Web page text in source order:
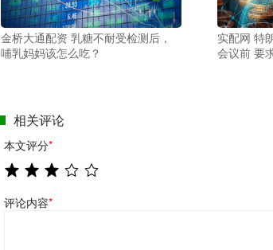
金桥大通配资 乳糖不耐受检测后，
哺乳妈妈该怎么吃？
实配网 特
会议前 要
相关评论
本文评分*
评论内容*